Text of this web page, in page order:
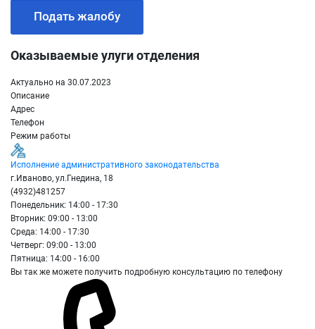
Подать жалобу
Оказываемые улуги отделения
Актуально на 30.07.2023
Описание
Адрес
Телефон
Режим работы
Исполнение административного законодательства
г.Иваново, ул.Гнедина, 18
(4932)481257
Понедельник: 14:00 - 17:30
Вторник: 09:00 - 13:00
Среда: 14:00 - 17:30
Четверг: 09:00 - 13:00
Пятница: 14:00 - 16:00
Вы так же можете получить подробную консультацию по телефону